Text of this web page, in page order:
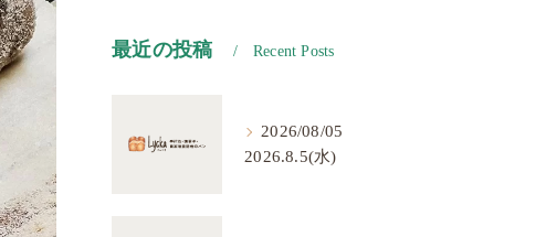
最近の投稿 Recent Posts
2026/08/05
2026.8.5(水)